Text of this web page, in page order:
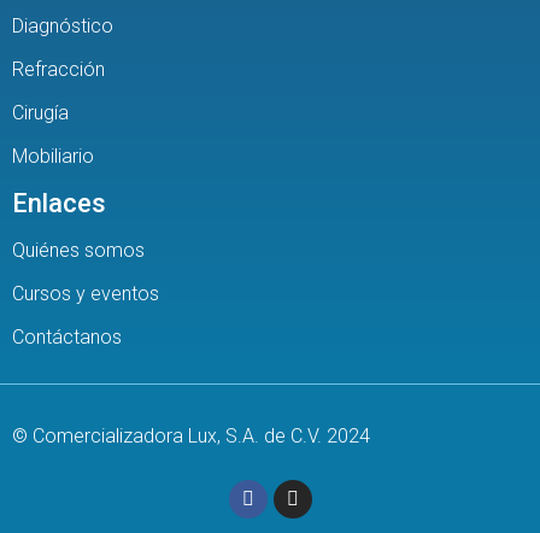
Diagnóstico
Refracción
Cirugía
Mobiliario
Enlaces
Quiénes somos
Cursos y eventos
Contáctanos
© Comercializadora Lux, S.A. de C.V. 2024